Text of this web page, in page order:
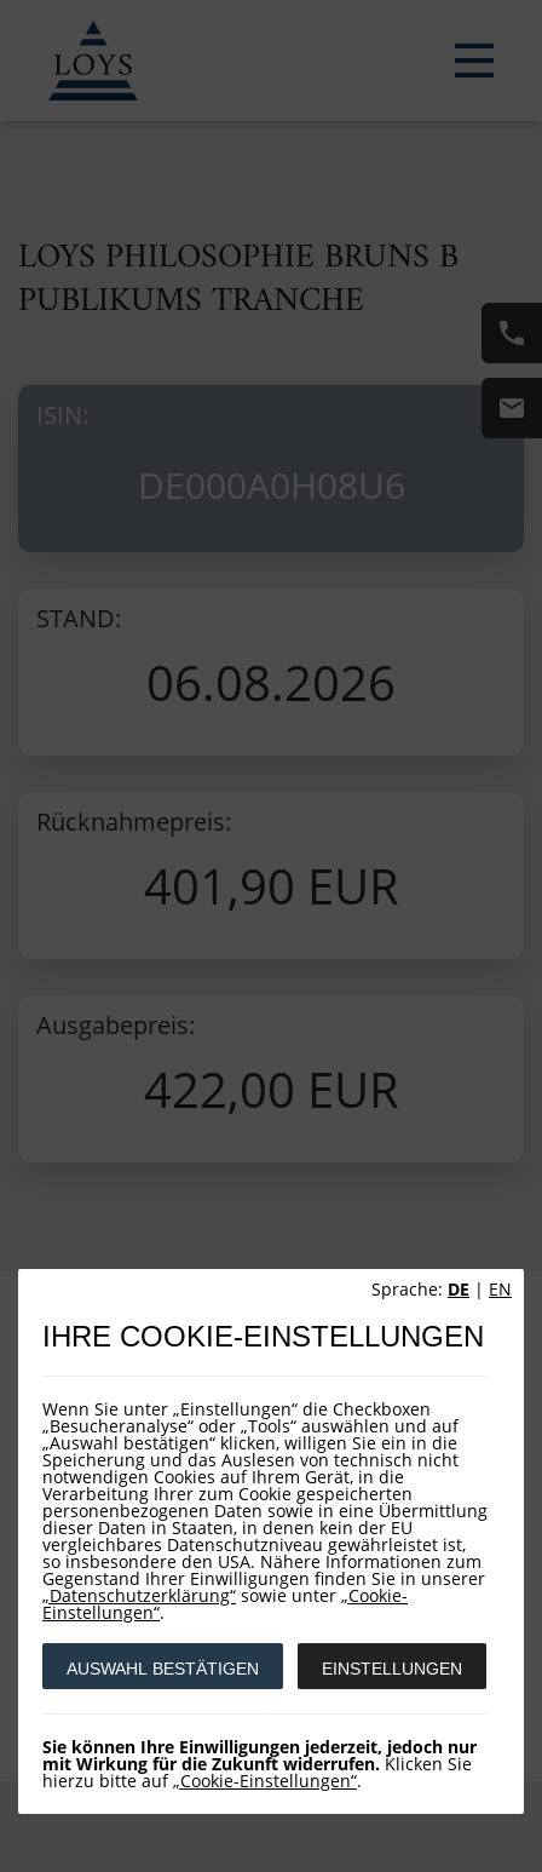
Sprache: DE | EN
IHRE COOKIE-EINSTELLUNGEN
Wenn Sie unter „Einstellungen“ die Checkboxen
„Besucheranalyse“ oder „Tools“ auswählen und auf
„Auswahl bestätigen“ klicken, willigen Sie ein in die
Speicherung und das Auslesen von technisch nicht
notwendigen Cookies auf Ihrem Gerät, in die
Verarbeitung Ihrer zum Cookie gespeicherten
personenbezogenen Daten sowie in eine Übermittlung
dieser Daten in Staaten, in denen kein der EU
vergleichbares Datenschutzniveau gewährleistet ist,
so insbesondere den USA. Nähere Informationen zum
Gegenstand Ihrer Einwilligungen finden Sie in unserer
„Datenschutzerklärung“ sowie unter „Cookie-
Einstellungen“.
AUSWAHL BESTÄTIGEN EINSTELLUNGEN
Sie können Ihre Einwilligungen jederzeit, jedoch nur
mit Wirkung für die Zukunft widerrufen. Klicken Sie
hierzu bitte auf„Cookie-Einstellungen“.
LOYS PHILOSOPHIE BRUNS B
PUBLIKUMS TRANCHE
ISIN:
DE000A0H08U6
STAND:
06.08.2026
Rücknahmepreis:
401,90 EUR
Ausgabepreis:
422,00 EUR
PORTFOLIOSTRUKTUR
FONDSÜBERSICHT
Downloads